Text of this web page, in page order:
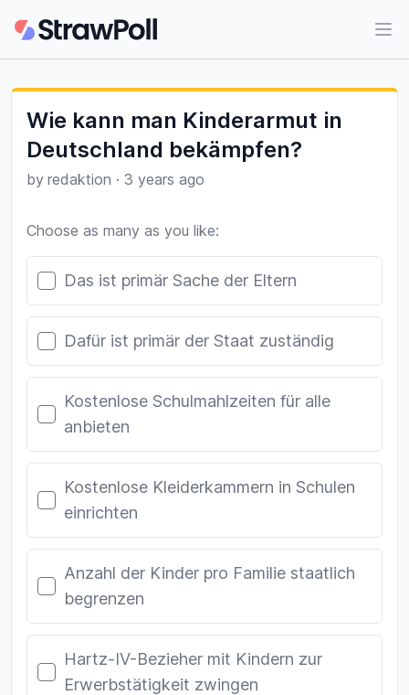
Wie kann man Kinderarmut in
Deutschland bekämpfen?
by redaktion · 3 years ago
Choose as many as you like:
Poll options
Das ist primär Sache der Eltern
Dafür ist primär der Staat zuständig
Kostenlose Schulmahlzeiten für alle
anbieten
Kostenlose Kleiderkammern in Schulen
einrichten
Anzahl der Kinder pro Familie staatlich
begrenzen
Hartz-IV-Bezieher mit Kindern zur
Erwerbstätigkeit zwingen